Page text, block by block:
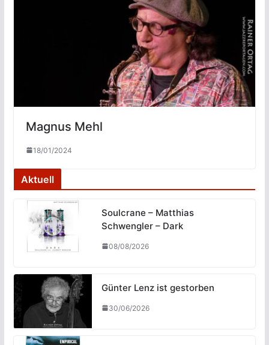
Magnus Mehl
18/01/2024
Aktuell
Soulcrane – Matthias
Schwengler – Dark
08/08/2026
Günter Lenz ist gestorben
30/06/2026